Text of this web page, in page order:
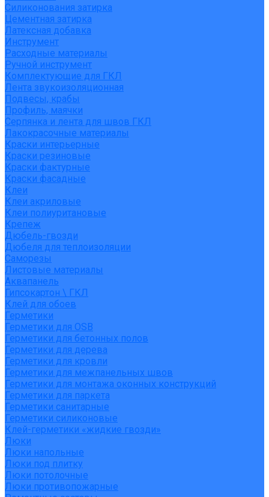
Силиконования затирка
Цементная затирка
Латексная добавка
Инструмент
Расходные материалы
Ручной инструмент
Комплектующие для ГКЛ
Лента звукоизоляционная
Подвесы, крабы
Профиль, маячки
Серпянка и лента для швов ГКЛ
Лакокрасочные материалы
Краски интерьерные
Краски резиновые
Краски фактурные
Краски фасадные
Клеи
Клеи акриловые
Клеи полиуритановые
Крепеж
Дюбель-гвозди
Дюбеля для теплоизоляции
Саморезы
Листовые материалы
Аквапанель
Гипсокартон \ ГКЛ
Клей для обоев
Герметики
Герметики для OSB
Герметики для бетонных полов
Герметики для дерева
Герметики для кровли
Герметики для межпанельных швов
Герметики для монтажа оконных конструкций
Герметики для паркета
Герметики санитарные
Герметики силиконовые
Клей-герметики «жидкие гвозди»
Люки
Люки напольные
Люки под плитку
Люки потолочные
Люки противопожарные